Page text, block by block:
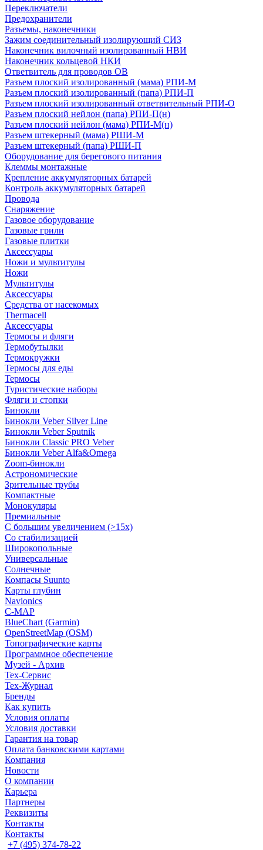
Переключатели
Предохранители
Разъемы, наконечники
Зажим соединительный изолирующий СИЗ
Наконечник вилочный изолированный НВИ
Наконечник кольцевой НКИ
Ответвитель для проводов ОВ
Разъем плоский изолированный (мама) РПИ-М
Разъем плоский изолированный (папа) РПИ-П
Разъем плоский изолированный ответвительный РПИ-О
Разъем плоский нейлон (папа) РПИ-П(н)
Разъем плоский нейлон (мама) РПИ-М(н)
Разъем штекерный (мама) РШИ-М
Разъем штекерный (папа) РШИ-П
Оборудование для берегового питания
Клеммы монтажные
Крепление аккумуляторных батарей
Контроль аккумуляторных батарей
Провода
Снаряжение
Газовое оборудование
Газовые грили
Газовые плитки
Аксессуары
Ножи и мультитулы
Ножи
Мультитулы
Аксессуары
Средства от насекомых
Thermacell
Аксессуары
Термосы и фляги
Термобутылки
Термокружки
Термосы для еды
Термосы
Туристические наборы
Фляги и стопки
Бинокли
Бинокли Veber Silver Line
Бинокли Veber Sputnik
Бинокли Classic PRO Veber
Бинокли Veber Alfa&Omega
Zoom-бинокли
Астрономические
Зрительные трубы
Компактные
Монокуляры
Премиальные
С большим увеличением (>15x)
Со стабилизацией
Широкопольные
Универсальные
Солнечные
Компасы Suunto
Карты глубин
Navionics
C-MAP
BlueChart (Garmin)
OpenStreetMap (OSM)
Топографические карты
Программное обеспечение
Музей - Архив
Tex-Сервис
Тех-Журнал
Бренды
Как купить
Условия оплаты
Условия доставки
Гарантия на товар
Оплата банковскими картами
Компания
Новости
О компании
Карьера
Партнеры
Реквизиты
Контакты
Контакты
+7 (495) 374-78-22